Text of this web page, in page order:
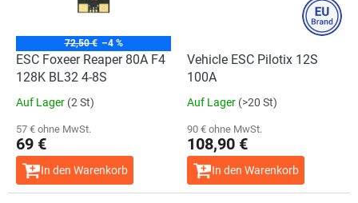
72,50 € –4 %
ESC Foxeer Reaper 80A F4
128K BL32 4-8S
Auf Lager (2 St)
57 € ohne MwSt.
69 €
In den Warenkorb
Vehicle ESC Pilotix 12S
100A
Auf Lager (>20 St)
90 € ohne MwSt.
108,90 €
In den Warenkorb